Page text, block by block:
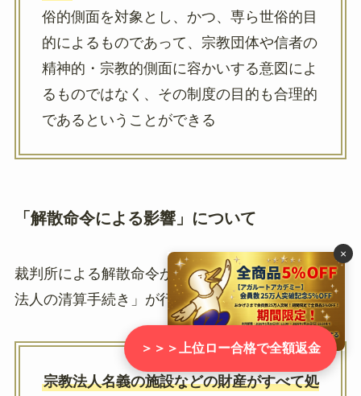
×
＞＞＞上位ロー合格で全額返金
俗的側面を対象とし、かつ、専ら世俗的目
的によるものであって、宗教団体や信者の
精神的・宗教的側面に容かいする意図によ
るものではなく、その制度の目的も合理的
であるということができる
「解散命令による影響」について
裁判所による解散命令が出された場合は、「宗教
法人の清算手続き」が行われます。
宗教法人名義の施設などの財産がすべて処